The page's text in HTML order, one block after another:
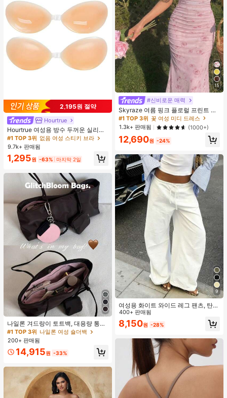
2,195원 절약
Hourtrue
Hourtrue 여성용 방수 두꺼운 실리콘
가슴 페탈, 작은 가슴 리프트업 & 푸시
인용, 웨딩 촬영 및 들러리용
#1 TOP 3위 없음 여성 스티키 브라
9.7k+ 판매됨
1,295원 -63% 마지막 2일
나일론 겨드랑이 토트백, 대용량 통근
숄더백, 작은 메이크업 백 포함, 펜던
트 미포함, 가벼운 일상 핸드백 (펜던
트 미포함)
#1 TOP 3위 나일론 여성 숄더백
200+ 판매됨
14,915원 -33%
15
#신비로운 매력
Skyraze 여름 핑크 플로럴 프린트 주
름 메쉬 캐미 롱 드레스, 여름 드레스,
봄 옷
#1 TOP 3위 꽃 여성 미디 드레스
1.3k+ 판매됨
(1000+)
12,690원 -24%
9
여성용 화이트 와이드 레그 팬츠, 탄력
허리 끈, 루즈 릴랙스 핏, 가벼운 통기
성 캐주얼 바지, 여름 봄, 해변
400+ 판매됨
8,150원 -28%